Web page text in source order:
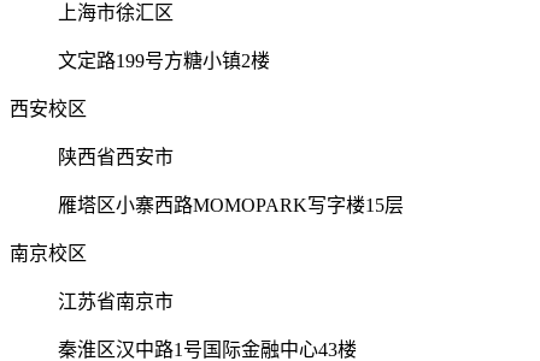
上海市徐汇区
文定路199号方糖小镇2楼
西安校区
陕西省西安市
雁塔区小寨西路MOMOPARK写字楼15层
南京校区
江苏省南京市
秦淮区汉中路1号国际金融中心43楼